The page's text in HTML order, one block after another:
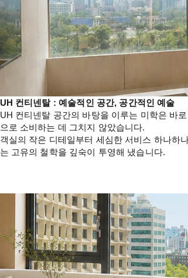
UH 컨티넨탈 : 예술적인 공간, 공간적인 예술
UH 컨티넨탈 공간의 바탕을 이루는 미학은 바
으로 소비하는 데 그치지 않았습니다.
객실의 작은 디테일부터 세심한 서비스 하나하
는 고유의 철학을 깊숙이 투영해 냈습니다.